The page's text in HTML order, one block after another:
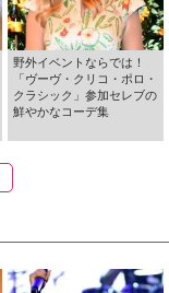
野外イベントならでは！
「ヴーヴ・クリコ・ポロ・
クラシック」参加セレブの
鮮やかなコーデ集